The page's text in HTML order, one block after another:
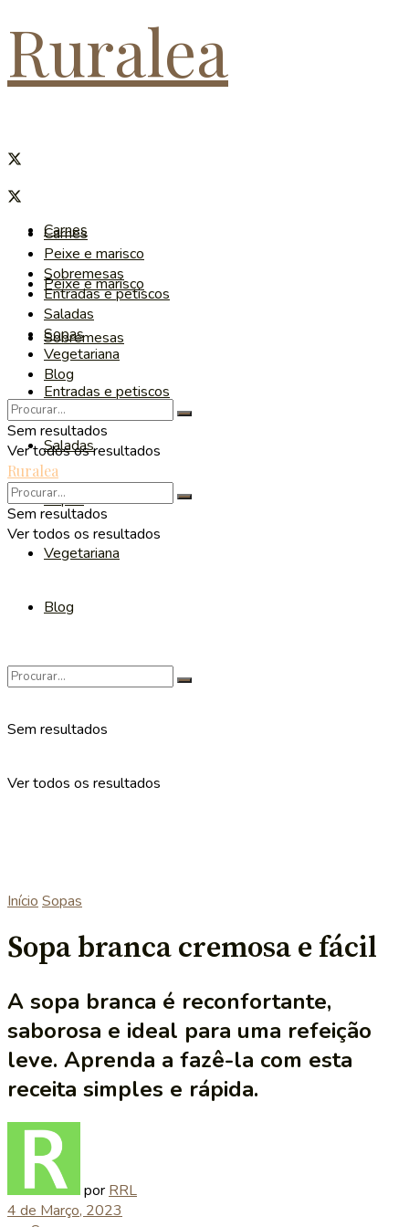
Ruralea
Carnes
Peixe e marisco
Sobremesas
Entradas e petiscos
Saladas
Sopas
Vegetariana
Blog
Sem resultados
Ver todos os resultados
Carnes
Peixe e marisco
Sobremesas
Entradas e petiscos
Saladas
Sopas
Vegetariana
Blog
Sem resultados
Ver todos os resultados
Ruralea
Sem resultados
Ver todos os resultados
Início Sopas
Sopa branca cremosa e fácil
A sopa branca é reconfortante,
saborosa e ideal para uma refeição
leve. Aprenda a fazê-la com esta
receita simples e rápida.
por RRL
4 de Março, 2023